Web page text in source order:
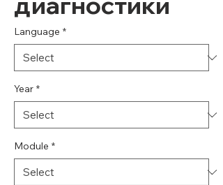
Language *
Year *
Module *